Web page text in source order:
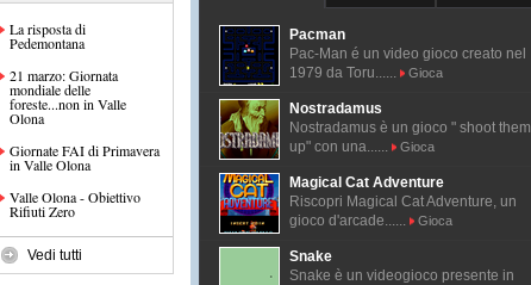
La risposta di
Pedemontana
21 marzo: Giornata
mondiale delle
foreste...non in Valle
Olona
Giornate FAI di Primavera
in Valle Olona
Valle Olona - Obiettivo
Rifiuti Zero
Vedi tutti
Pacman
Pac-Man é un video gioco creato nel
1979 da Toru......
Gioca
Nostradamus
Nostradamus è un gioco " shoot them
up" con una......
Gioca
Magical Cat Adventure
Riscopri Magical Cat Adventure, un
gioco d'arcade......
Gioca
Snake
Snake è un videogioco presente in